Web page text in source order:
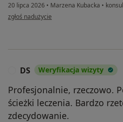
20 lipca 2026 • Marzena Kubacka •
w opinii użytkownika Bożena
zgłoś nadużycie
DS Weryfikacja wizyty
Profesjonalnie, rzeczowo.
ścieżki leczenia. Bardzo
zdecydowanie.